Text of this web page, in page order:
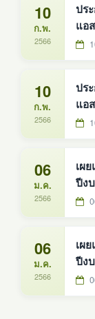
10
ก.พ.
2566
ปร
แอ
ดง
10
ก.พ.
2566
ปร
แอ
ถิ่น
06
ม.ค.
2566
เผ
ปีง
เห
06
ม.ค.
2566
เผ
ปีง
เห